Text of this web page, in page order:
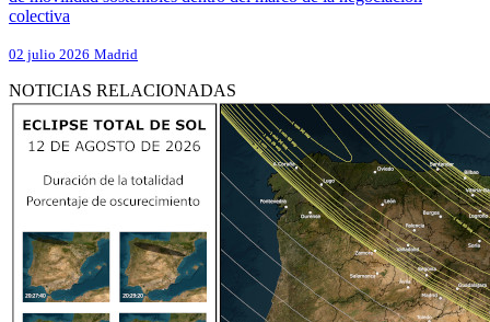
colectiva
02 julio 2026 Madrid
NOTICIAS RELACIONADAS